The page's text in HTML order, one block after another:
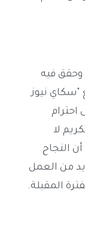
وحقق فيه
"سكاي نيوز
لا
النجاح
من العمل
المقبلة.